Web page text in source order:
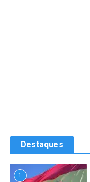
Destaques
1